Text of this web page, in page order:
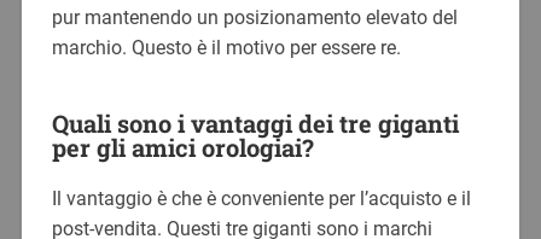
pur mantenendo un posizionamento elevato del
marchio. Questo è il motivo per essere re.
Quali sono i vantaggi dei tre giganti
per gli amici orologiai?
Il vantaggio è che è conveniente per l’acquisto e il
post-vendita. Questi tre giganti sono i marchi